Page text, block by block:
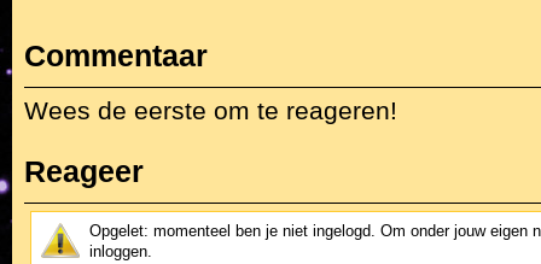
Commentaar
Wees de eerste om te reageren!
Reageer
Opgelet: momenteel ben je niet ingelogd. Om onder jouw eigen
inloggen.